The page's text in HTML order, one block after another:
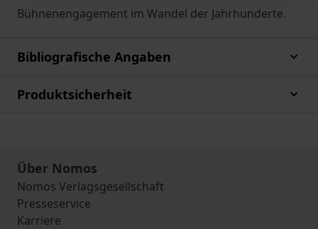
Bühnenengagement im Wandel der Jahrhunderte.
Bibliografische Angaben
Produktsicherheit
Über Nomos
Nomos Verlagsgesellschaft
Presseservice
Karriere